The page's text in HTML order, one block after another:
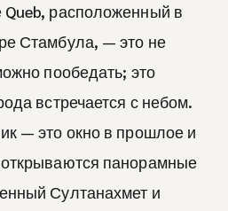
расположенный в
Стамбула, — это не
пообедать; это
встречается с небом.
— это окно в прошлое и
панорамные
Султанахмет и